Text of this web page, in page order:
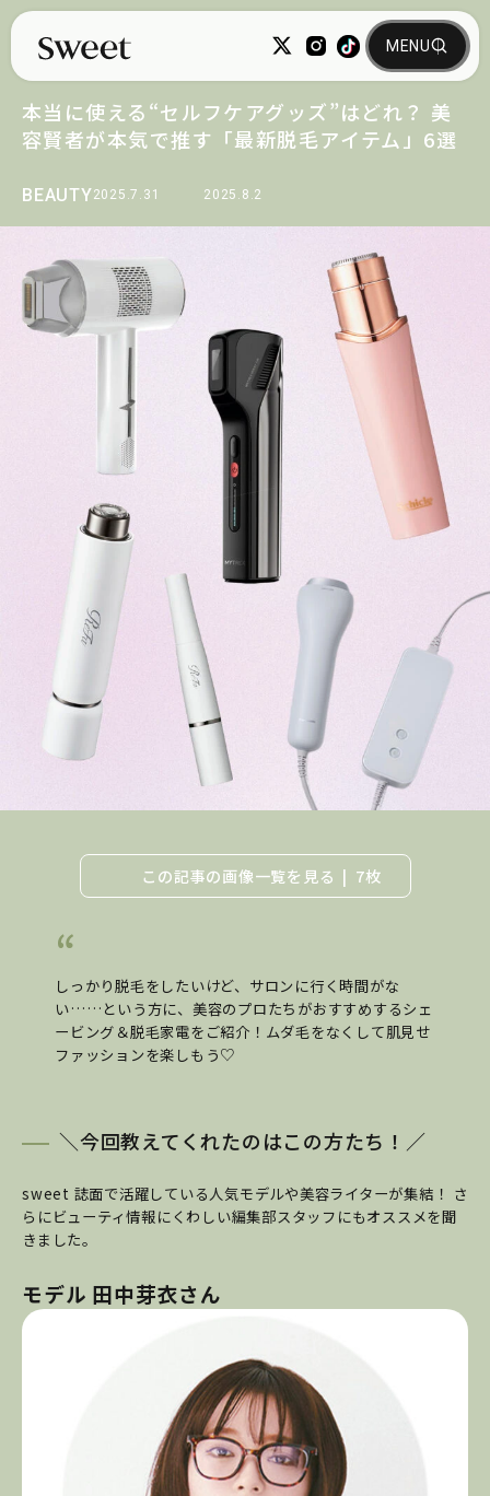
BEAUTY2025.7.31 2025.8.2
本当に使える“セルフケアグッズ”はどれ？ 美
容賢者が本気で推す「最新脱毛アイテム」6選
この記事の画像一覧を見る 7枚
しっかり脱毛をしたいけど、サロンに行く時間がな
い……という方に、美容のプロたちがおすすめするシェ
ービング＆脱毛家電をご紹介！ムダ毛をなくして肌見せ
ファッションを楽しもう♡
＼今回教えてくれたのはこの方たち！／
sweet 誌面で活躍している人気モデルや美容ライターが集結！ さ
らにビューティ情報にくわしい編集部スタッフにもオススメを聞
きました。
モデル 田中芽衣さん